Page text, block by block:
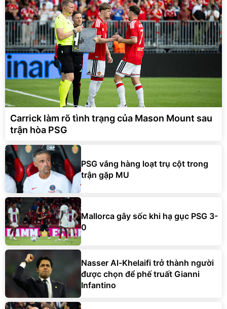
Carrick làm rõ tình trạng của Mason Mount sau
trận hòa PSG
PSG vắng hàng loạt trụ cột trong
trận gặp MU
Mallorca gây sốc khi hạ gục PSG 3-
0
Nasser Al-Khelaifi trở thành người
được chọn để phế truất Gianni
Infantino